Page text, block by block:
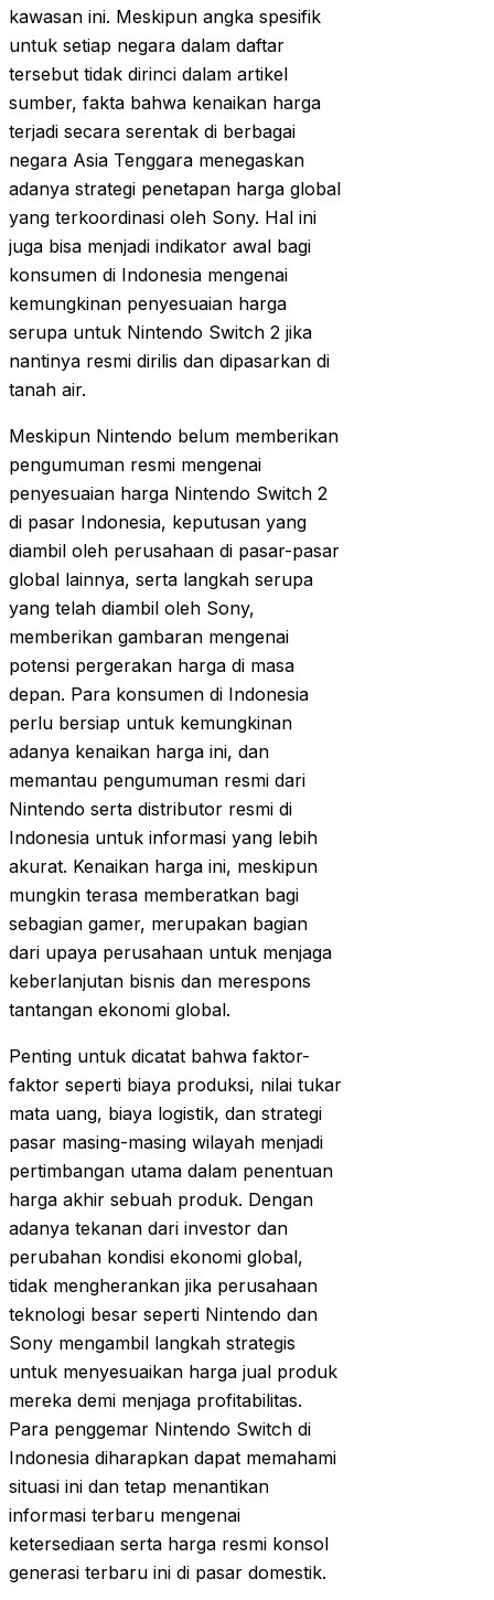
kawasan ini. Meskipun angka spesifik
untuk setiap negara dalam daftar
tersebut tidak dirinci dalam artikel
sumber, fakta bahwa kenaikan harga
terjadi secara serentak di berbagai
negara Asia Tenggara menegaskan
adanya strategi penetapan harga global
yang terkoordinasi oleh Sony. Hal ini
juga bisa menjadi indikator awal bagi
konsumen di Indonesia mengenai
kemungkinan penyesuaian harga
serupa untuk Nintendo Switch 2 jika
nantinya resmi dirilis dan dipasarkan di
tanah air.
Meskipun Nintendo belum memberikan
pengumuman resmi mengenai
penyesuaian harga Nintendo Switch 2
di pasar Indonesia, keputusan yang
diambil oleh perusahaan di pasar-pasar
global lainnya, serta langkah serupa
yang telah diambil oleh Sony,
memberikan gambaran mengenai
potensi pergerakan harga di masa
depan. Para konsumen di Indonesia
perlu bersiap untuk kemungkinan
adanya kenaikan harga ini, dan
memantau pengumuman resmi dari
Nintendo serta distributor resmi di
Indonesia untuk informasi yang lebih
akurat. Kenaikan harga ini, meskipun
mungkin terasa memberatkan bagi
sebagian gamer, merupakan bagian
dari upaya perusahaan untuk menjaga
keberlanjutan bisnis dan merespons
tantangan ekonomi global.
Penting untuk dicatat bahwa faktor-
faktor seperti biaya produksi, nilai tukar
mata uang, biaya logistik, dan strategi
pasar masing-masing wilayah menjadi
pertimbangan utama dalam penentuan
harga akhir sebuah produk. Dengan
adanya tekanan dari investor dan
perubahan kondisi ekonomi global,
tidak mengherankan jika perusahaan
teknologi besar seperti Nintendo dan
Sony mengambil langkah strategis
untuk menyesuaikan harga jual produk
mereka demi menjaga profitabilitas.
Para penggemar Nintendo Switch di
Indonesia diharapkan dapat memahami
situasi ini dan tetap menantikan
informasi terbaru mengenai
ketersediaan serta harga resmi konsol
generasi terbaru ini di pasar domestik.